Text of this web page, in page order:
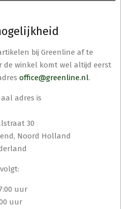
bij Greenline af te
winkel komt wel altijd eerst
office@greenline.nl.
adres is
30
Noord Holland
uur
uur